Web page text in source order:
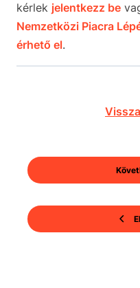
kérlek jelentkezz be
Nemzetközi Piacra
érhető el.